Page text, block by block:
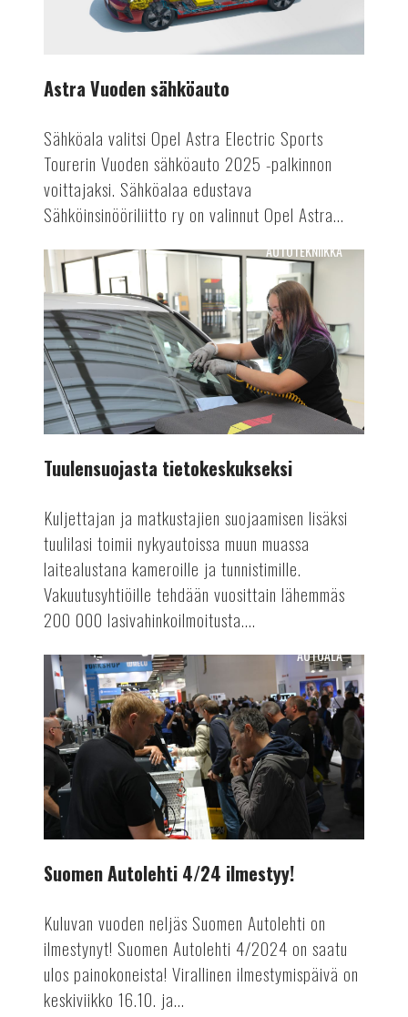
Astra Vuoden sähköauto
Sähköala valitsi Opel Astra Electric Sports
Tourerin Vuoden sähköauto 2025 -palkinnon
voittajaksi. Sähköalaa edustava
Sähköinsinööriliitto ry on valinnut Opel Astra...
Tuulensuojasta
tietokeskukseksi
AUTOTEKNIIKKA
Tuulensuojasta tietokeskukseksi
Kuljettajan ja matkustajien suojaamisen lisäksi
tuulilasi toimii nykyautoissa muun muassa
laitealustana kameroille ja tunnistimille.
Vakuutusyhtiöille tehdään vuosittain lähemmäs
200 000 lasivahinkoilmoitusta....
Suomen
Autolehti
4/24
ilmestyy!
AUTOALA
Suomen Autolehti 4/24 ilmestyy!
Kuluvan vuoden neljäs Suomen Autolehti on
ilmestynyt! Suomen Autolehti 4/2024 on saatu
ulos painokoneista! Virallinen ilmestymispäivä on
keskiviikko 16.10. ja...